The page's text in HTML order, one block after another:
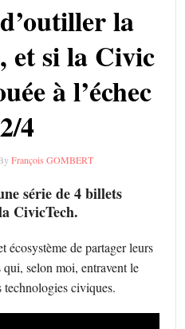
la
et si la Civic
à l’échec
4
François GOMBERT
série de 4 billets
CivicTech.
écosystème de partager leurs
selon moi, entravent le
technologies civiques.